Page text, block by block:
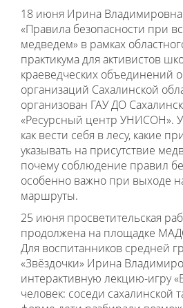
18 июня Ирина
«Правила безопасности при
медведем» в рамках
практикума для активистов
краеведческих объединений
организаций Сахалинской
организован ГАУ ДО
«Ресурсный центр УНИСОН».
как вести себя в лесу, какие
указывать на присутствие
почему соблюдение правил
особенно важно при выходе
маршруты.
25 июня просветительская
продолжена на площадке
Для воспитанников средней
«Звёздочки» Ирина
интерактивную лекцию-игру
человек: соседи сахалинской